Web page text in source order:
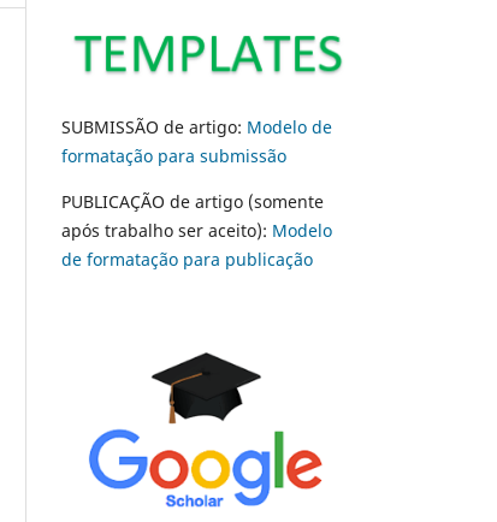
SUBMISSÃO de artigo: Modelo de
formatação para submissão
PUBLICAÇÃO de artigo (somente
após trabalho ser aceito): Modelo
de formatação para publicação